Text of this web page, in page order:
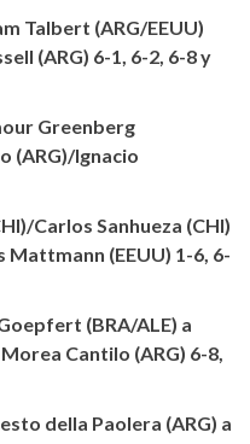
(ARG/EEUU)
(ARG) 6-1, 6-2, 6-8 y
Greenberg
(ARG)/Ignacio
Carlos Sanhueza (CHI)
Mattmann (EEUU) 1-6, 6-
(BRA/ALE) a
Cantilo (ARG) 6-8,
della Paolera (ARG) a